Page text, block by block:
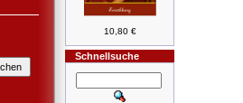
10,80 €
Schnellsuche